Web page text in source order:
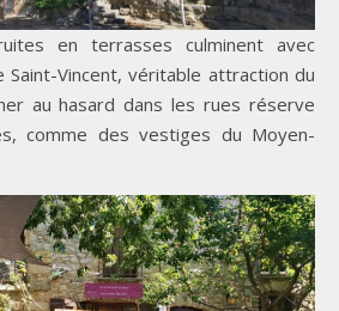
en terrasses culminent avec
Saint-Vincent, véritable attraction du
au hasard dans les rues réserve
comme des vestiges du Moyen-